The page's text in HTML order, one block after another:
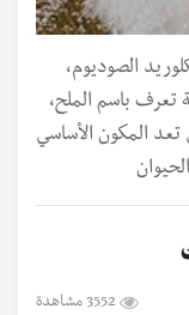
الصوديوم،
تعرف باسم الملح،
تعد المكون الأساسي
3552 مشاهدة